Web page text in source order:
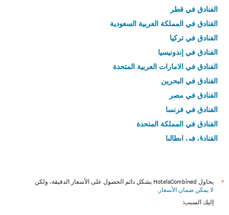
الفنادق في قطر
الفنادق في المملكة العربية السعودية
الفنادق في تركيا
الفنادق في إندونيسيا
الفنادق في الامارات العربية المتحدة
الفنادق في البحرين
الفنادق في مصر
الفنادق في فرنسا
الفنادق في المملكة المتحدة
الفنادق في إيطاليا
*
يحاول HotelsCombined بشكل دائم الحصول على الأسعار الدقيقة، ولكن
لا يمكن ضمان الأسعار .
إليك السبب: